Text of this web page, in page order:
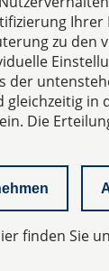
zu den
der
gleichzeitig
Die
finden Sie